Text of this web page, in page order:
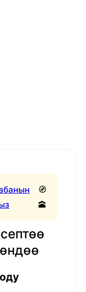
🧭
🕋